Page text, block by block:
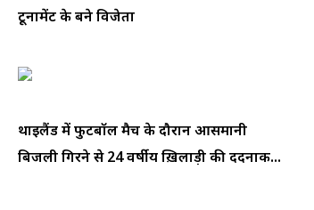
टूर्नामेंट के बने विजेता
थाईलैंड में फुटबॉल मैच के दौरान आसमानी
बिजली गिरने से 24 वर्षीय ख़िलाड़ी की दर्दनाक...